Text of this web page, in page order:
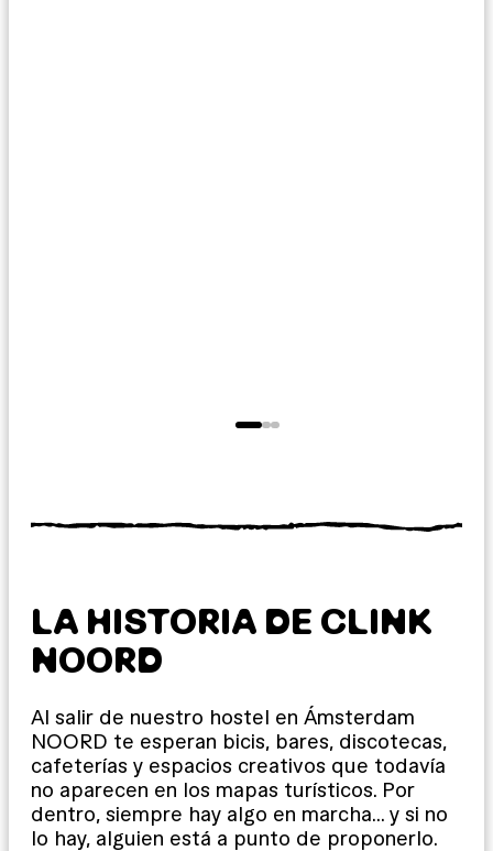
LA HISTORIA DE CLINK
NOORD
Al salir de nuestro hostel en Ámsterdam
NOORD te esperan bicis, bares, discotecas,
cafeterías y espacios creativos que todavía
no aparecen en los mapas turísticos. Por
dentro, siempre hay algo en marcha… y si no
lo hay, alguien está a punto de proponerlo.